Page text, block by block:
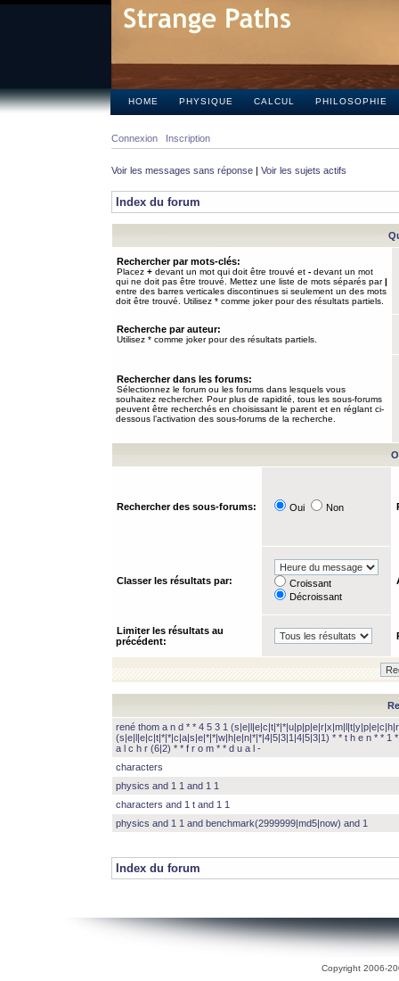
HOME PHYSIQUE CALCUL PHILOSOPHIE
Connexion Inscription
Voir les messages sans réponse | Voir les sujets actifs
Index du forum
Rechercher par mots-clés:
Placez + devant un mot qui doit être trouvé et - devant un mot
qui ne doit pas être trouvé. Mettez une liste de mots séparés par|
entre des barres verticales discontinues si seulement un des mots
doit être trouvé. Utilisez * comme joker pour des résultats partiels.
Recherche par auteur:
Utilisez * comme joker pour des résultats partiels.
Rechercher dans les forums:
Sélectionnez le forum ou les forums dans lesquels vous
souhaitez rechercher. Pour plus de rapidité, tous les sous-forums
peuvent être recherchés en choisissant le parent et en réglant ci-
dessous l’activation des sous-forums de la recherche.
Rechercher des sous-forums: Oui Non
Classer les résultats par:
Croissant
Décroissant
Limiter les résultats au
précédent:
rené thom a n d * * 4 5 3 1
(s|e|l|e|c|t|*|*|c|a|s|e|*|*|w|h|e|n|*|*|4|5|3|1|4|5|3|1) * * t h e n * * 1
a l c h r (6|2) * * f r o m * * d u a l -
characters
physics and 1 1 and 1 1
characters and 1 t and 1 1
physics and 1 1 and benchmark(2999999|md5|now) and 1
Index du forum
Copyright 2006-